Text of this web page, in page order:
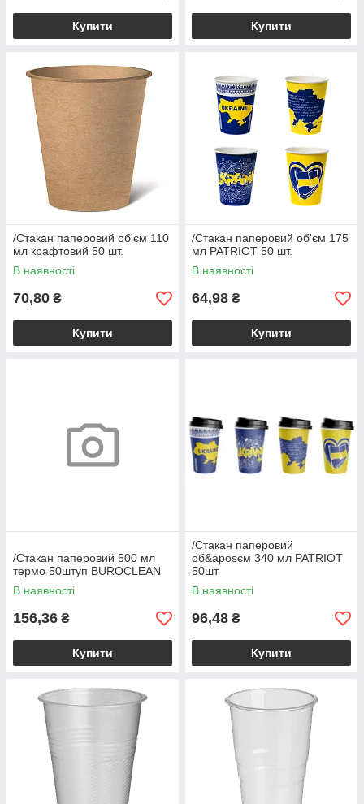
Купити Купити
/Стакан паперовий об'єм 110
мл крафтовий 50 шт.
В наявності
70,80 ₴
Купити
/Стакан паперовий об'єм 175
мл PATRIOT 50 шт.
В наявності
64,98 ₴
Купити
/Стакан паперовий 500 мл
термо 50штуп BUROCLEAN
В наявності
156,36 ₴
Купити
/Стакан паперовий
об&aposєм 340 мл PATRIOT
50шт
В наявності
96,48 ₴
Купити